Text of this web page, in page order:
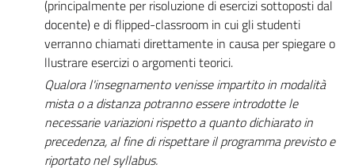
(principalmente per risoluzione di esercizi sottoposti dal
docente) e di flipped-classroom in cui gli studenti
verranno chiamati direttamente in causa per spiegare o
llustrare esercizi o argomenti teorici.
Qualora l'insegnamento venisse impartito in modalità
mista o a distanza potranno essere introdotte le
necessarie variazioni rispetto a quanto dichiarato in
precedenza, al fine di rispettare il programma previsto e
riportato nel syllabus.